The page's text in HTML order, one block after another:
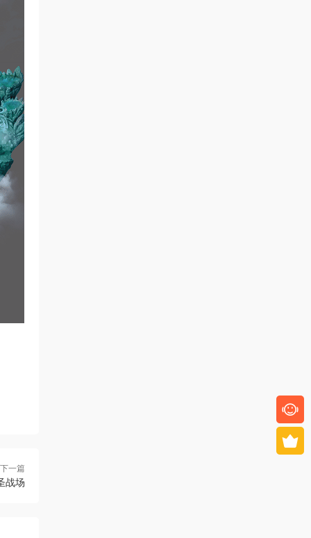
下一篇
战场